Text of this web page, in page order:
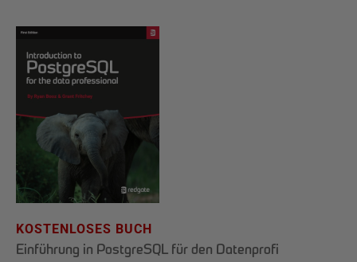
KOSTENLOSES BUCH
Einführung in PostgreSQL für den Datenprofi